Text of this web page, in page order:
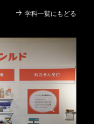
学科一覧にもどる